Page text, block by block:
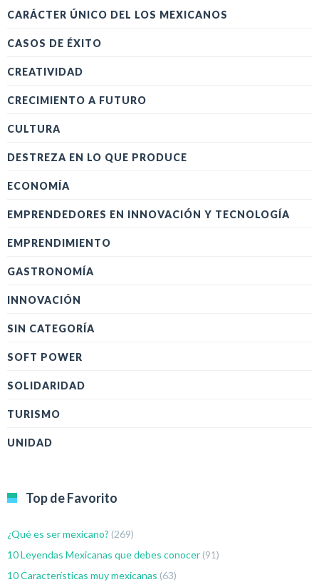
CARÁCTER ÚNICO DEL LOS MEXICANOS
CASOS DE ÉXITO
CREATIVIDAD
CRECIMIENTO A FUTURO
CULTURA
DESTREZA EN LO QUE PRODUCE
ECONOMÍA
EMPRENDEDORES EN INNOVACIÓN Y TECNOLOGÍA
EMPRENDIMIENTO
GASTRONOMÍA
INNOVACIÓN
SIN CATEGORÍA
SOFT POWER
SOLIDARIDAD
TURISMO
UNIDAD
Top de Favorito
¿Qué es ser mexicano? (269)
10 Leyendas Mexicanas que debes conocer (91)
10 Características muy mexicanas (63)